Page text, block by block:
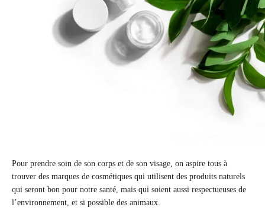
Pour prendre soin de son corps et de son visage, on aspire tous à
trouver des marques de cosmétiques qui utilisent des produits naturels
qui seront bon pour notre santé, mais qui soient aussi respectueuses de
l’environnement, et si possible des animaux.